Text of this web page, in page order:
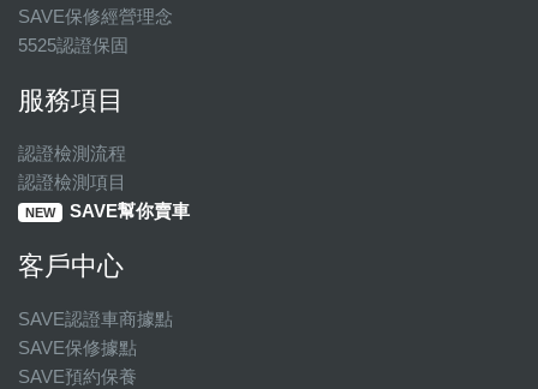
SAVE保修經營理念
5525認證保固
服務項目
認證檢測流程
認證檢測項目
NEW SAVE幫你賣車
客戶中心
SAVE認證車商據點
SAVE保修據點
SAVE預約保養